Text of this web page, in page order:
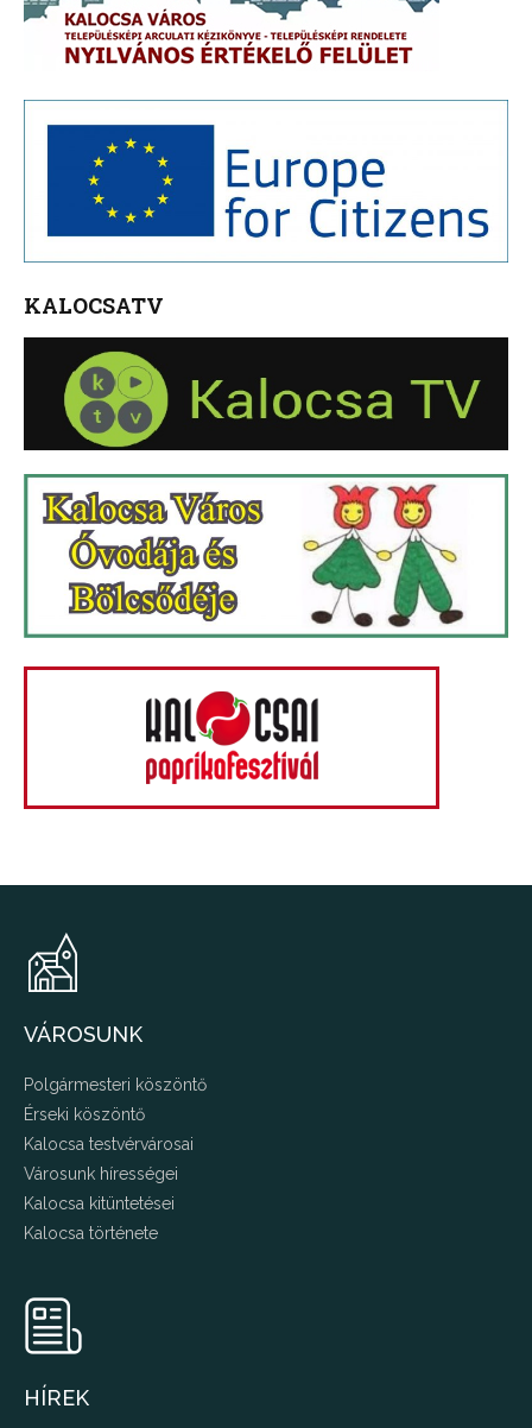
KALOCSATV
VÁROSUNK
Polgármesteri köszöntő
Érseki köszöntő
Kalocsa testvérvárosai
Városunk hírességei
Kalocsa kitüntetései
Kalocsa története
HÍREK